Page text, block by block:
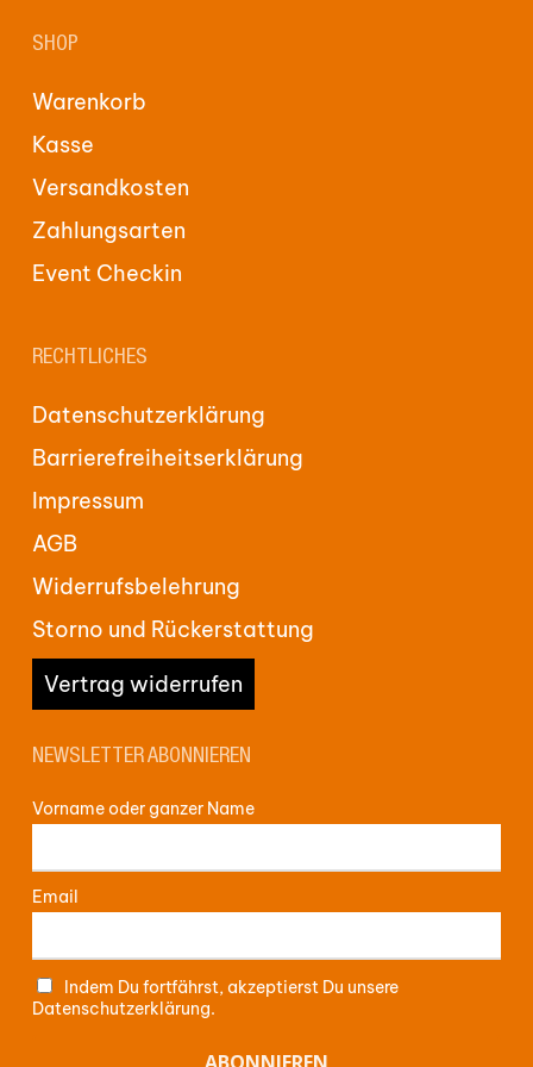
SHOP
Warenkorb
Kasse
Versandkosten
Zahlungsarten
Event Checkin
RECHTLICHES
Datenschutzerklärung
Barrierefreiheitserklärung
Impressum
AGB
Widerrufsbelehrung
Storno und Rückerstattung
Vertrag widerrufen
NEWSLETTER ABONNIEREN
Vorname oder ganzer Name
Email
Indem Du fortfährst, akzeptierst Du unsere
Datenschutzerklärung.